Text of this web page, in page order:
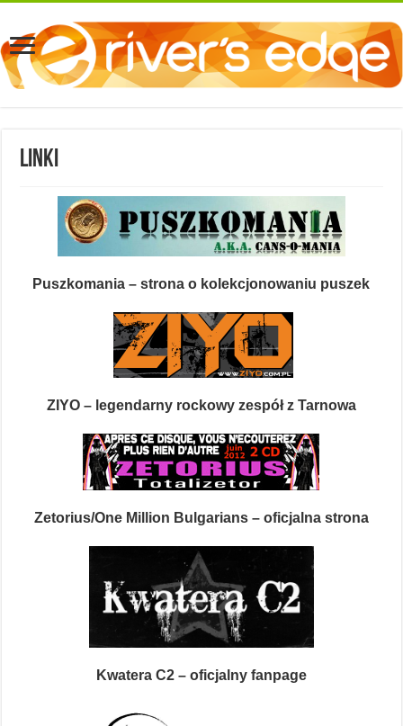
Linki
Puszkomania – strona o kolekcjonowaniu puszek
ZIYO – legendarny rockowy zespół z Tarnowa
Zetorius/One Million Bulgarians – oficjalna strona
Kwatera C2 – oficjalny fanpage